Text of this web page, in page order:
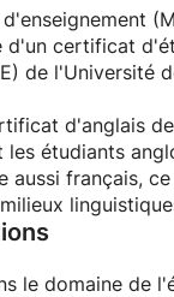
un
accompagner !
d'un certificat
de l'Université
d'anglais
étudiants
aussi français,
le domaine de